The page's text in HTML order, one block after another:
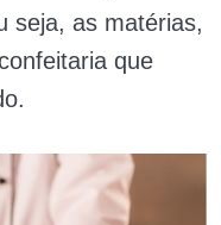
seja, as matérias,
que